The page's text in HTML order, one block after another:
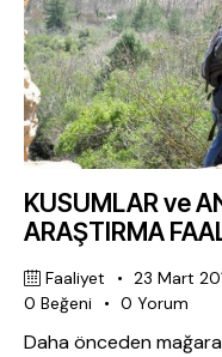
KUSUMLAR ve
ARAŞTIRMA
Faaliyet 23 Mart
0 Beğeni 0 Yorum
Daha önceden mağara